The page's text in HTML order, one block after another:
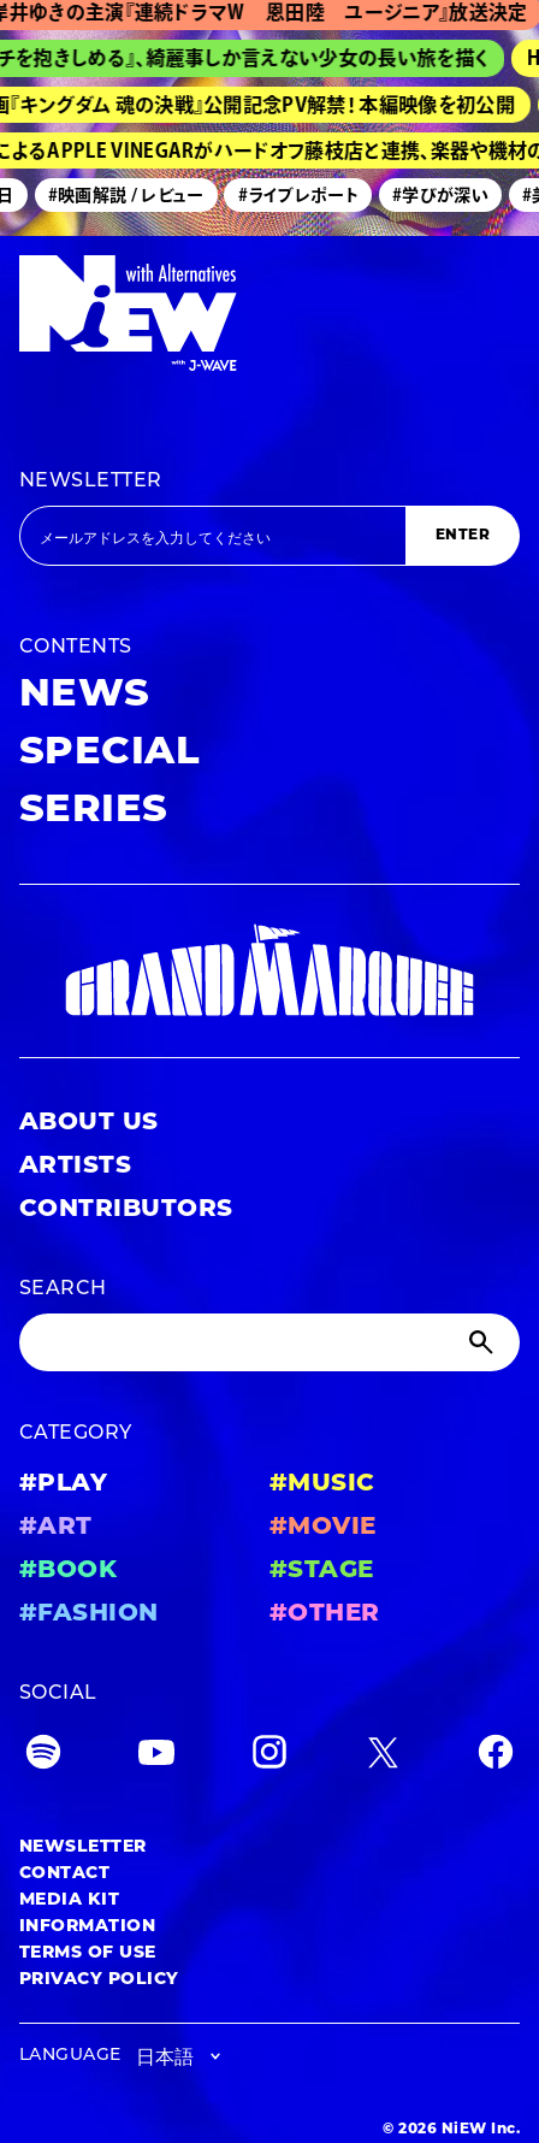
きの主演『連続ドラマＷ 恩田陸 ユージニア』放送決定
きしめる』、綺麗事しか言えない少女の長い旅を描く
グダム 魂の決戦』公開記念PV解禁！ 本編映像を初公開
APPLE VINEGARがハードオフ藤枝店と連携、楽器や機材の
#映画解説 / レビュー #ライブレポート #学びが深い #美
NEWSLETTER
ENTER
CONTENTS
NEWS
SPECIAL
SERIES
ABOUT US
ARTISTS
CONTRIBUTORS
SEARCH
CATEGORY
#PLAY
#MUSIC
#ART
#MOVIE
#BOOK
#STAGE
#FASHION
#OTHER
SOCIAL
NEWSLETTER
CONTACT
MEDIA KIT
INFORMATION
TERMS OF USE
PRIVACY POLICY
LANGUAGE
© 2026 NiEW Inc.